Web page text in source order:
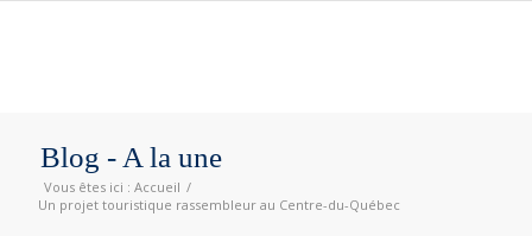
Blog - A la une
Vous êtes ici : Accueil /
Un projet touristique rassembleur au Centre-du-Québec